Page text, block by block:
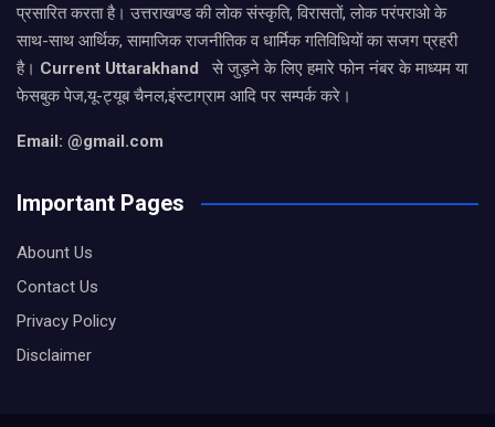
प्रसारित करता है। उत्तराखण्ड की लोक संस्कृति, विरासतों, लोक परंपराओ के
साथ-साथ आर्थिक, सामाजिक राजनीतिक व धार्मिक गतिविधियों का सजग प्रहरी
है। Current Uttarakhand
से जुड़ने के लिए हमारे फोन नंबर के माध्यम या
फेसबुक पेज,यू-ट्यूब चैनल,इंस्टाग्राम आदि पर सम्पर्क करे।
Email: @gmail.com
Important Pages
Abount Us
Contact Us
Privacy Policy
Disclaimer